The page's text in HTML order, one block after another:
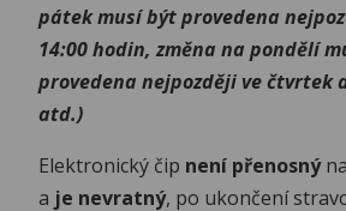
pátek musí být provedena
14:00 hodin, změna na pondělí
provedena nejpozději ve čtvrtek
atd.)
Elektronický čip není přenosný
a je nevratný, po ukončení